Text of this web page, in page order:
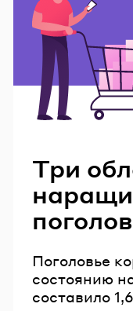
Три
Поголовье
состоянию
составило